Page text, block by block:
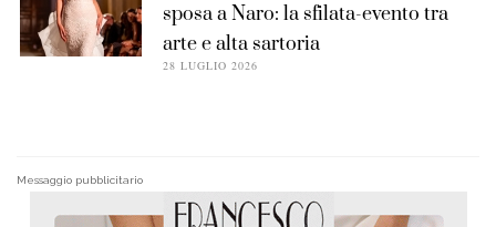
sposa a Naro: la sfilata-evento tra
arte e alta sartoria
28 LUGLIO 2026
Messaggio pubblicitario